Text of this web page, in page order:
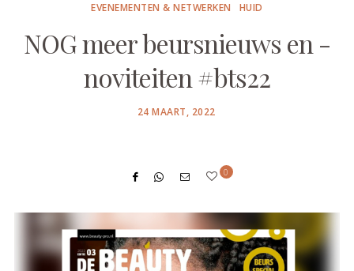
EVENEMENTEN & NETWERKEN HUID
NOG meer beursnieuws en -
noviteiten #bts22
POSTED
24 MAART, 2022
0